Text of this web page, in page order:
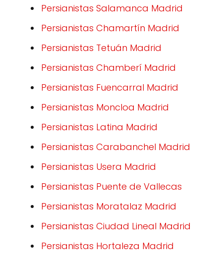
Persianistas Salamanca Madrid
Persianistas Chamartín Madrid
Persianistas Tetuán Madrid
Persianistas Chamberí Madrid
Persianistas Fuencarral Madrid
Persianistas Moncloa Madrid
Persianistas Latina Madrid
Persianistas Carabanchel Madrid
Persianistas Usera Madrid
Persianistas Puente de Vallecas
Persianistas Moratalaz Madrid
Persianistas Ciudad Lineal Madrid
Persianistas Hortaleza Madrid